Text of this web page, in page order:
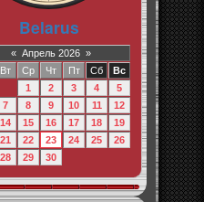
« Апрель 2026 »
Вт Ср Чт Пт Сб
Вс
1
2 3 4
5
7 8 9 10 11
12
14 15 16 17 18
19
21 22 23 24 25
26
28 29 30